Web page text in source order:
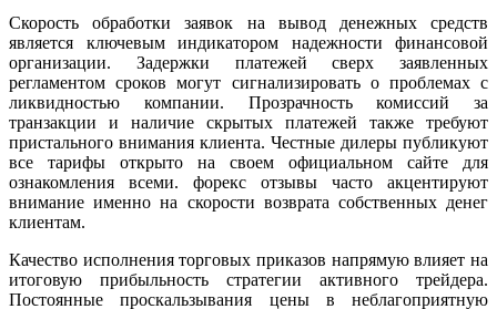
Скорость обработки заявок на вывод денежных средств
является ключевым индикатором надежности финансовой
организации. Задержки платежей сверх заявленных
регламентом сроков могут сигнализировать о проблемах с
ликвидностью компании. Прозрачность комиссий за
транзакции и наличие скрытых платежей также требуют
пристального внимания клиента. Честные дилеры публикуют
все тарифы открыто на своем официальном сайте для
ознакомления всеми. форекс отзывы часто акцентируют
внимание именно на скорости возврата собственных денег
клиентам.
Качество исполнения торговых приказов напрямую влияет на
итоговую прибыльность стратегии активного трейдера.
Постоянные проскальзывания цены в неблагоприятную